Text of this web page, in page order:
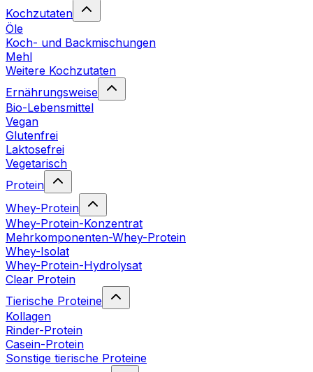
Kochzutaten
Öle
Koch- und Backmischungen
Mehl
Weitere Kochzutaten
Ernährungsweise
Bio-Lebensmittel
Vegan
Glutenfrei
Laktosefrei
Vegetarisch
Protein
Whey-Protein
Whey-Protein-Konzentrat
Mehrkomponenten-Whey-Protein
Whey-Isolat
Whey-Protein-Hydrolysat
Clear Protein
Tierische Proteine
Kollagen
Rinder-Protein
Casein-Protein
Sonstige tierische Proteine